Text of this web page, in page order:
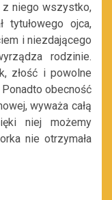
z niego wszystko,
tytułowego ojca,
i niezdającego
rodzinie.
złość i powolne
obecność
wyważa całą
niej możemy
nie otrzymała